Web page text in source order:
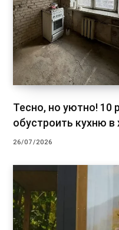
Тесно, но уютно! 10
обустроить кухню в
26/07/2026